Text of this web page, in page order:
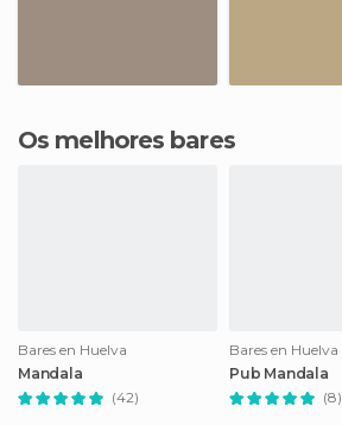
Os melhores bares
Bares en Huelva
Mandala
(42)
Bares en Huelva
Pub Mandala
(8)